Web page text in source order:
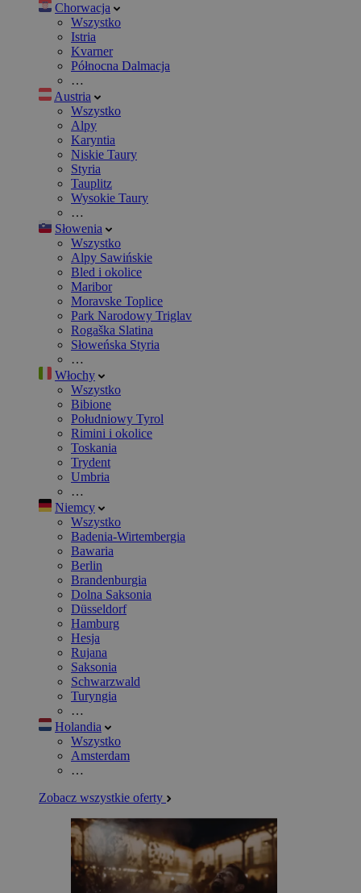
Chorwacja
Wszystko
Istria
Kvarner
Północna Dalmacja
…
Austria
Wszystko
Alpy
Karyntia
Niskie Taury
Styria
Tauplitz
Wysokie Taury
…
Słowenia
Wszystko
Alpy Sawińskie
Bled i okolice
Maribor
Moravske Toplice
Park Narodowy Triglav
Rogaška Slatina
Słoweńska Styria
…
Włochy
Wszystko
Bibione
Południowy Tyrol
Rimini i okolice
Toskania
Trydent
Umbria
…
Niemcy
Wszystko
Badenia-Wirtembergia
Bawaria
Berlin
Brandenburgia
Dolna Saksonia
Düsseldorf
Hamburg
Hesja
Rujana
Saksonia
Schwarzwald
Turyngia
…
Holandia
Wszystko
Amsterdam
…
Zobacz wszystkie oferty